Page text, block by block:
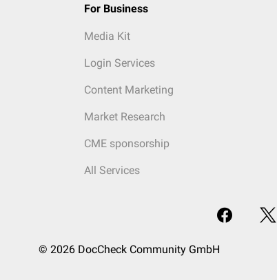
For Business
Media Kit
Login Services
Content Marketing
Market Research
CME sponsorship
All Services
© 2026 DocCheck Community GmbH